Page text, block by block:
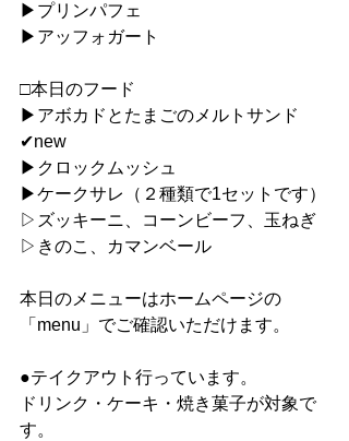
▶︎プリンパフェ
▶︎アッフォガート
□本日のフード
▶︎アボカドとたまごのメルトサンド
✔︎new
▶︎クロックムッシュ
▶︎ケークサレ（２種類で1セットです）
▷ズッキーニ、コーンビーフ、玉ねぎ
▷きのこ、カマンベール
本日のメニューはホームページの
「menu」でご確認いただけます。
●テイクアウト行っています。
ドリンク・ケーキ・焼き菓子が対象で
す。